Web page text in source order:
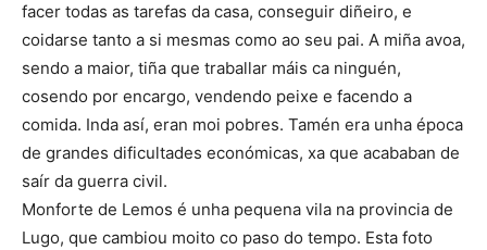
facer todas as tarefas da casa, conseguir diñeiro, e
coidarse tanto a si mesmas como ao seu pai. A miña avoa,
sendo a maior, tiña que traballar máis ca ninguén,
cosendo por encargo, vendendo peixe e facendo a
comida. Inda así, eran moi pobres. Tamén era unha época
de grandes dificultades económicas, xa que acababan de
saír da guerra civil.
Monforte de Lemos é unha pequena vila na provincia de
Lugo, que cambiou moito co paso do tempo. Esta foto